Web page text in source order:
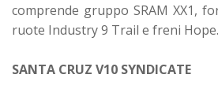
comprende gruppo SRAM XX1,
ruote Industry 9 Trail e freni Hope.
SANTA CRUZ V10 SYNDICATE